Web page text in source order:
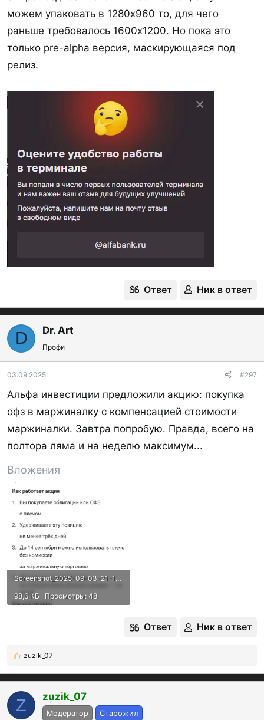
можем упаковать в 1280x960 то, для чего
раньше требовалось 1600x1200. Но пока это
только pre-alpha версия, маскирующаяся под
релиз.
Ответ Ник в ответ
D Dr. Art
Профи
03.09.2025 #297
Альфа инвестиции предложили акцию: покупка
офз в маржиналку с компенсацией стоимости
маржиналки. Завтра попробую. Правда, всего на
полтора ляма и на неделю максимум...
Вложения
Screenshot_2025-09-03-21-13-17-014_ru.alfadirect.app.webp
98,6 КБ · Просмотры: 48
Ответ Ник в ответ
Р
е
а
к
и
zuzik_07
Z zuzik_07
Модератор Старожил